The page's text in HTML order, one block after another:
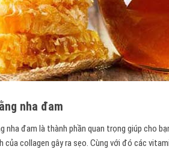
nha đam
nha đam là thành phần quan trọng giúp cho
của collagen gây ra sẹo. Cùng với đó các